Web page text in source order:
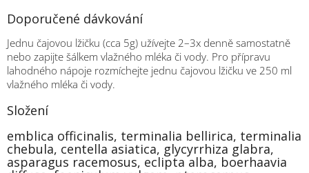
Doporučené dávkování
Jednu čajovou lžičku (cca 5g) užívejte 2–3x denně samostatně
nebo zapijte šálkem vlažného mléka či vody. Pro přípravu
lahodného nápoje rozmíchejte jednu čajovou lžičku ve 250 ml
vlažného mléka či vody.
Složení
emblica officinalis, terminalia bellirica, terminalia
chebula, centella asiatica, glycyrrhiza glabra,
asparagus racemosus, eclipta alba, boerhaavia